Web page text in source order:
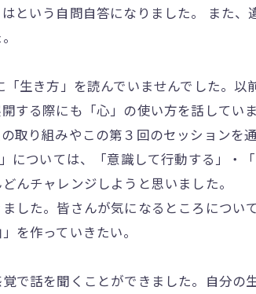
という自問自答になりました。 また
生き方」を読んでいませんでした。
する際にも「心」の使い方を話してい
取り組みやこの第３回のセッションを
については、「意識して行動する」・
んチャレンジしようと思いました。
た。皆さんが気になるところについ
を作っていきたい。
で話を聞くことができました。自分の